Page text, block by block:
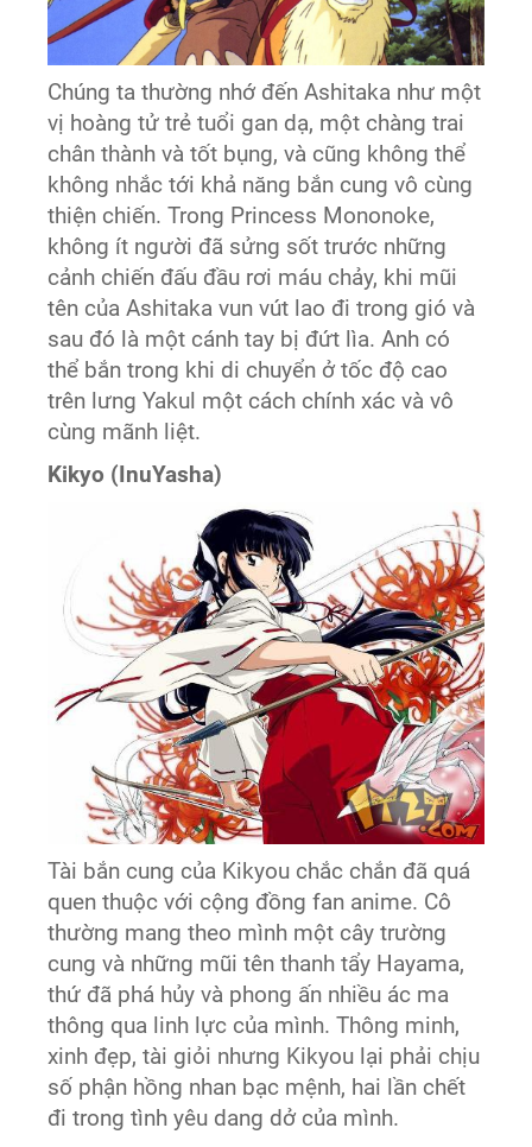
Chúng ta thường nhớ đến Ashitaka như một
vị hoàng tử trẻ tuổi gan dạ, một chàng trai
chân thành và tốt bụng, và cũng không thể
không nhắc tới khả năng bắn cung vô cùng
thiện chiến. Trong Princess Mononoke,
không ít người đã sửng sốt trước những
cảnh chiến đấu đầu rơi máu chảy, khi mũi
tên của Ashitaka vun vút lao đi trong gió và
sau đó là một cánh tay bị đứt lìa. Anh có
thể bắn trong khi di chuyển ở tốc độ cao
trên lưng Yakul một cách chính xác và vô
cùng mãnh liệt.
Kikyo (InuYasha)
Tài bắn cung của Kikyou chắc chắn đã quá
quen thuộc với cộng đồng fan anime. Cô
thường mang theo mình một cây trường
cung và những mũi tên thanh tẩy Hayama,
thứ đã phá hủy và phong ấn nhiều ác ma
thông qua linh lực của mình. Thông minh,
xinh đẹp, tài giỏi nhưng Kikyou lại phải chịu
số phận hồng nhan bạc mệnh, hai lần chết
đi trong tình yêu dang dở của mình.